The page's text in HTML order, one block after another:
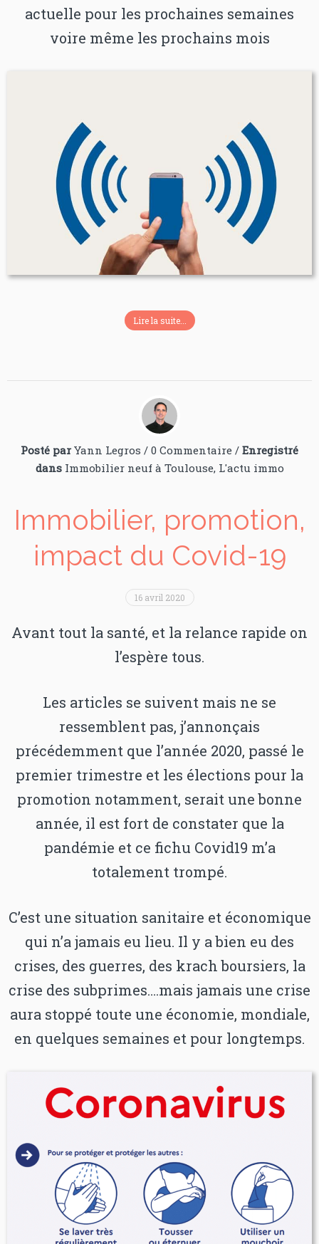
actuelle pour les prochaines semaines
voire même les prochains mois
Lire la suite...
Posté par Yann Legros / 0 Commentaire / Enregistré
dans Immobilier neuf à Toulouse, L'actu immo
Immobilier, promotion,
impact du Covid-19
16 avril 2020
Avant tout la santé, et la relance rapide on
l’espère tous.
Les articles se suivent mais ne se
ressemblent pas, j’annonçais
précédemment que l’année 2020, passé le
premier trimestre et les élections pour la
promotion notamment, serait une bonne
année, il est fort de constater que la
pandémie et ce fichu Covid19 m’a
totalement trompé.
C’est une situation sanitaire et économique
qui n’a jamais eu lieu. Il y a bien eu des
crises, des guerres, des krach boursiers, la
crise des subprimes….mais jamais une crise
aura stoppé toute une économie, mondiale,
en quelques semaines et pour longtemps.